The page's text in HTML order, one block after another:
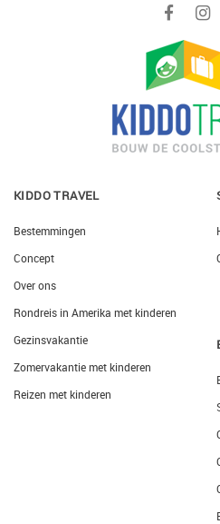
KIDDO TRAVEL
Bestemmingen
Concept
Over ons
Rondreis in Amerika met kinderen
Gezinsvakantie
Zomervakantie met kinderen
Reizen met kinderen